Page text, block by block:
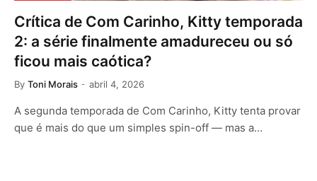
Crítica de Com Carinho, Kitty temporada
2: a série finalmente amadureceu ou só
ficou mais caótica?
By Toni Morais abril 4, 2026
A segunda temporada de Com Carinho, Kitty tenta provar
que é mais do que um simples spin-off — mas a…